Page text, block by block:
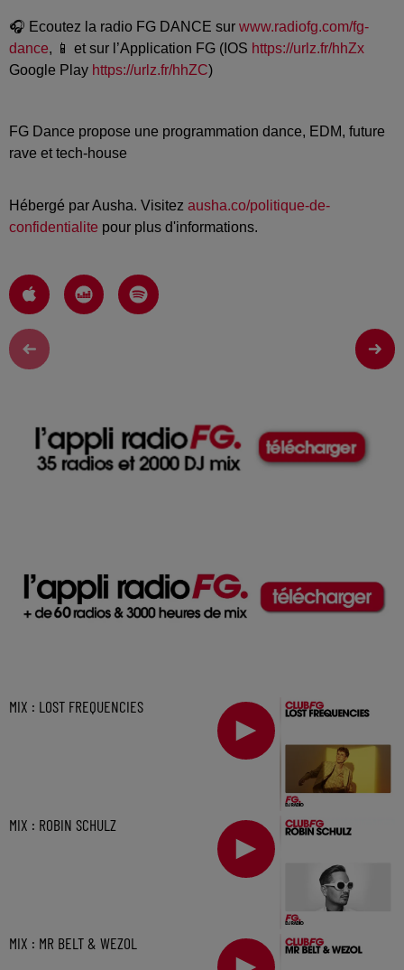
🎧 Ecoutez la radio FG DANCE sur www.radiofg.com/fg-
dance, 📱 et sur l’Application FG (IOS https://urlz.fr/hhZx
Google Play https://urlz.fr/hhZC)
FG Dance propose une programmation dance, EDM, future
rave et tech-house
Hébergé par Ausha. Visitez ausha.co/politique-de-
confidentialite pour plus d'informations.
MIX : LOST FREQUENCIES
MIX : ROBIN SCHULZ
MIX : MR BELT & WEZOL